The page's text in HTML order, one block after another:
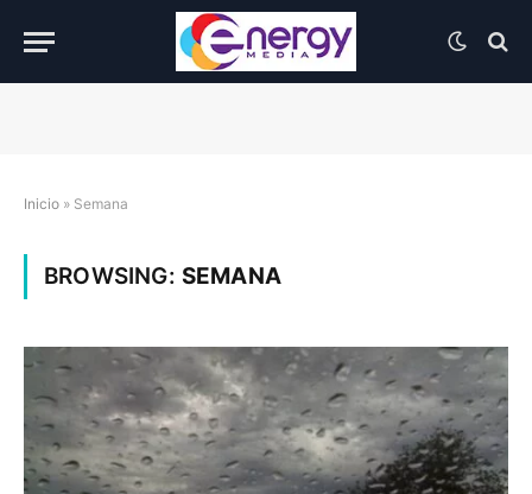
Inicio » Semana
BROWSING: SEMANA